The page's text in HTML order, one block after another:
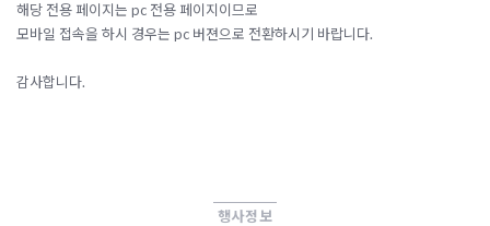
해당 전용 페이지는 pc 전용 페이지이므로
모바일 접속을 하시 경우는 pc 버젼으로 전환하시기 바랍니다.
감사합니다.
행사정보